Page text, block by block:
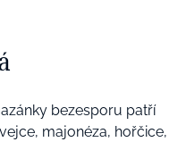
bezesporu patří
majonéza, hořčice,